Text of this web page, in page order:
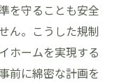
を守ることも安全
ん。こうした規制
ホームを実現する
前に綿密な計画を